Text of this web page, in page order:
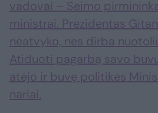
vadovai – Seimo
ministrai. Prezidentas
neatvyko, nes dirba
Atiduoti pagarbą savo
atėjo ir buvę politikės
nariai.